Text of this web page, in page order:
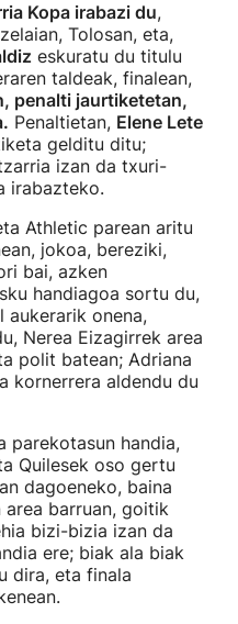
Kopa irabazi du,
Tolosan, eta,
eskuratu du titulu
taldeak, finalean,
penalti jaurtiketetan,
Penaltietan, Elene Lete
gelditu ditu;
izan da txuri-
irabazteko.
Athletic parean aritu
jokoa, bereziki,
bai, azken
handiagoa sortu du,
aukerarik onena,
Nerea Eizagirrek area
polit batean; Adriana
kornerrera aldendu du
parekotasun handia,
Quilesek oso gertu
dagoeneko, baina
area barruan, goitik
bizi-bizia izan da
ere; biak ala biak
dira, eta finala